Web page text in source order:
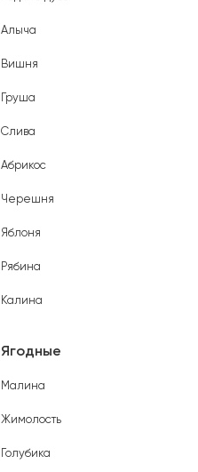
Алыча
Вишня
Груша
Слива
Абрикос
Черешня
Яблоня
Рябина
Калина
Ягодные
Малина
Жимолость
Голубика